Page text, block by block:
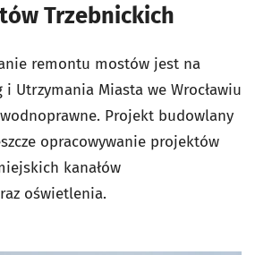
Trzebnickich
remontu mostów jest na
i Utrzymania Miasta we Wrocławiu
Projekt budowlany
opracowywanie projektów
kanałów
oświetlenia.